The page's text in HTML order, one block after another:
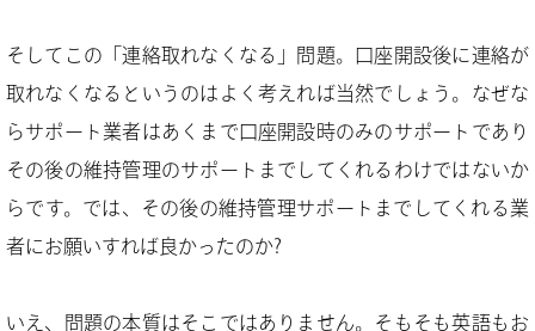
そしてこの「連絡取れなくなる」問題。口座開設後に連絡が
取れなくなるというのはよく考えれば当然でしょう。なぜな
らサポート業者はあくまで口座開設時のみのサポートであり
その後の維持管理のサポートまでしてくれるわけではないか
らです。では、その後の維持管理サポートまでしてくれる業
者にお願いすれば良かったのか?
いえ、問題の本質はそこではありません。そもそも英語もお